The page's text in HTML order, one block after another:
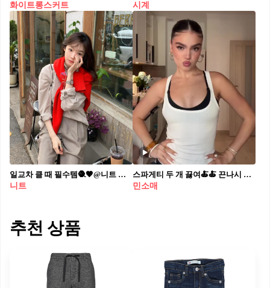
화이트롱스커트
시계
일교차 클 때 필수템🧶🤎@니트 언니들처럼 따뜻하게 간절기템으로 니트 어깨에 두르기💫
니트
스파게티 두 개 끓여🍝🍝 끈나시 하나만 입는다고? 요즘 두 개 레이어드가 국룰✌🏻
민소매
추천 상품